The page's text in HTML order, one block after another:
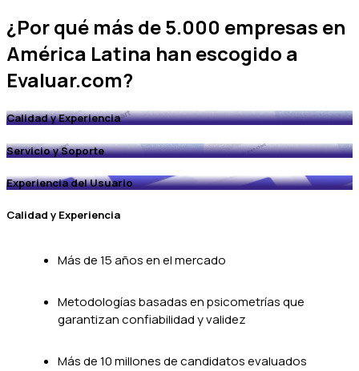
¿Por qué más de5.000 empresas en
América Latina han escogido a
Evaluar.com?
Calidad y Experiencia
Servicio y Soporte
Experiencia del Usuario
Calidad y Experiencia
Más de 15 años en el mercado
Metodologías basadas en psicometrías que
garantizan confiabilidad y validez
Más de 10 millones de candidatos evaluados